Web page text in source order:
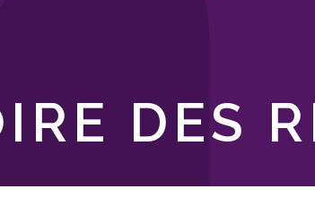
DES